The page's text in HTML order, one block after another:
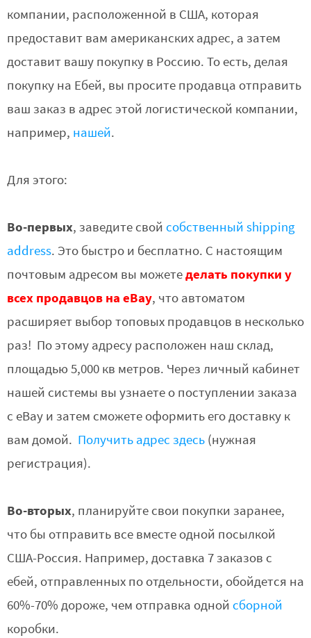
компании, расположенной в США, которая
предоставит вам американских адрес, а затем
доставит вашу покупку в Россию. То есть, делая
покупку на Ебей, вы просите продавца отправить
ваш заказ в адрес этой логистической компании,
например, нашей.
Для этого:
Во-первых, заведите свой собственный shipping
address. Это быстро и бесплатно. С настоящим
почтовым адресом вы можетеделать покупки у
всех продавцов на eBay, что автоматом
расширяет выбор топовых продавцов в несколько
раз! По этому адресу расположен наш склад,
площадью 5,000 кв метров. Через личный кабинет
нашей системы вы узнаете о поступлении заказа
с eBay и затем сможете оформить его доставку к
вам домой. Получить адрес здесь(нужная
регистрация).
Во-вторых, планируйте свои покупки заранее,
что бы отправить все вместе одной посылкой
США-Россия. Например, доставка 7 заказов с
ебей, отправленных по отдельности, обойдется на
60%-70% дороже, чем отправка одной сборной
коробки.